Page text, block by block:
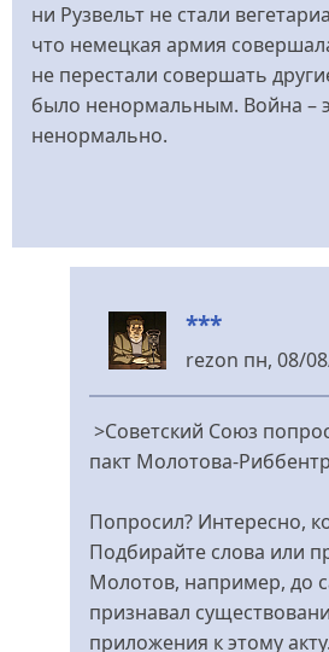
ни Рузвельт не стали
что немецкая армия
не перестали совершать
было ненормальным. Война –
ненормально.
***
rezon пн, 08/
У
відповідь
не
тот
>Советский Союз
пакт Молотова-
Попросил? Интересно,
Подбирайте слова или
Молотов, например, до
признавал
приложения к этому